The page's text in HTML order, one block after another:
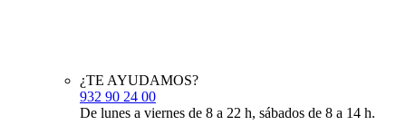
¿TE AYUDAMOS?
932 90 24 00
De lunes a viernes de 8 a 22 h, sábados de 8 a 14 h.